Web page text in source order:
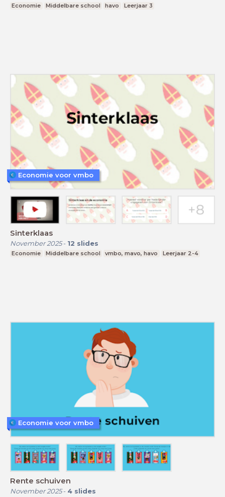
Economie Middelbare school havo Leerjaar 3
Sinterklaas
November 2025- 12 slides
Economie Middelbare school vmbo, mavo, havo Leerjaar 2-4
Economie voor vmbo
Rente schuiven
November 2025- 4 slides
Economie voor vmbo